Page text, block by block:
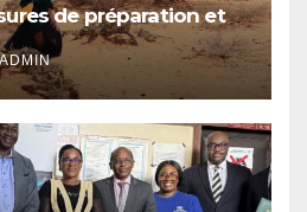
de préparation et
la menace d’El Niño,
des dizaines de
dans l’insécurité
ADMIN